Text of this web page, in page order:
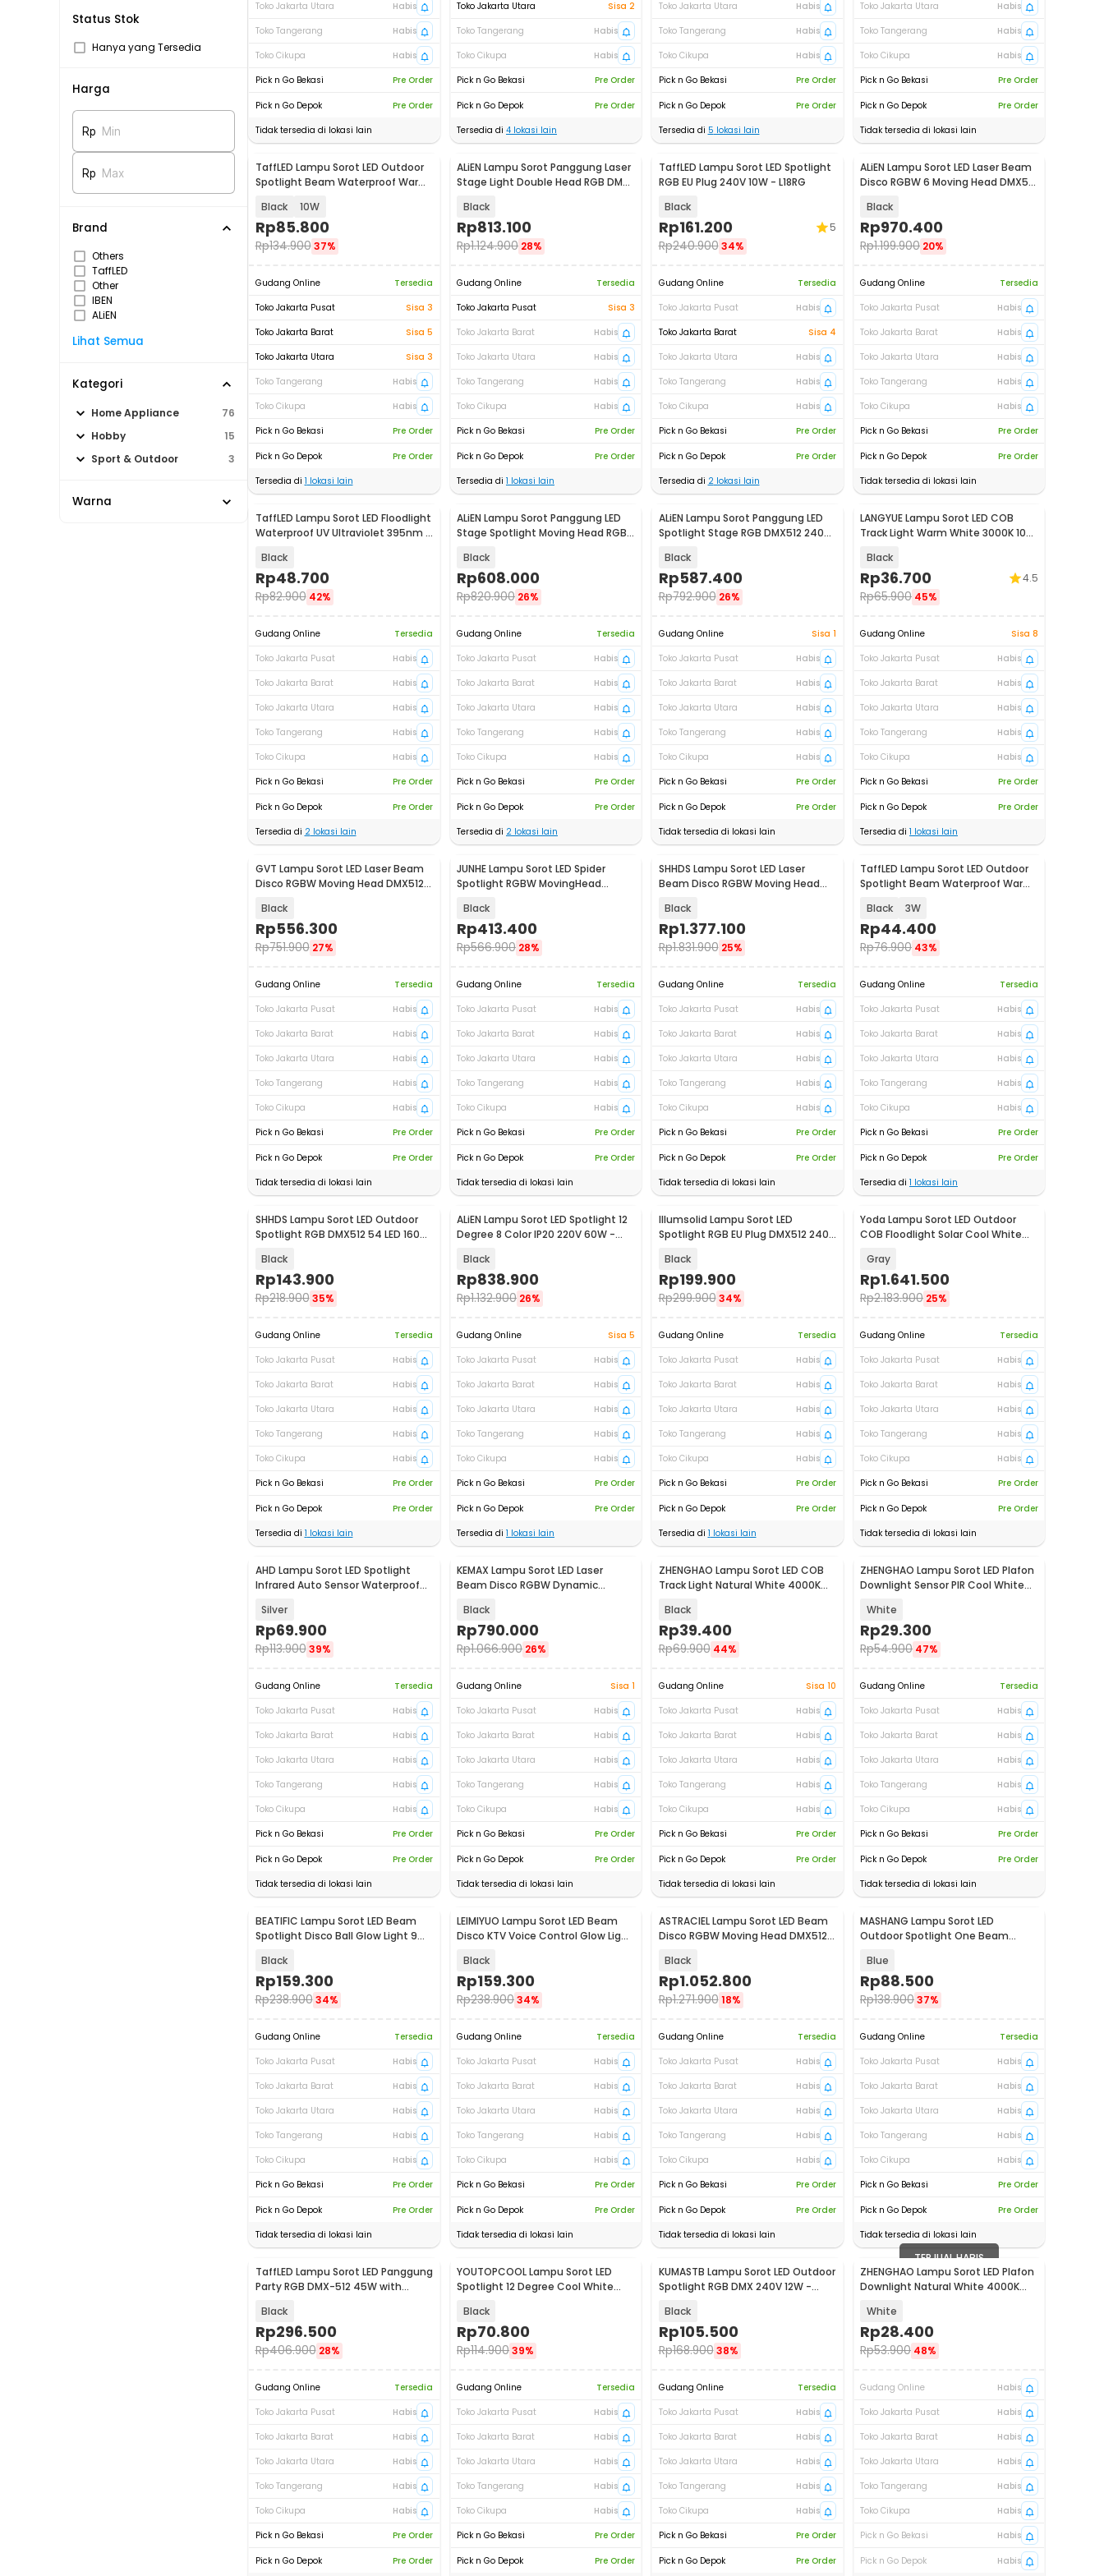
Status Stok
Hanya yang Tersedia
Harga
Rp Min
Rp Max
Brand
Others
TaffLED
Other
IBEN
ALiEN
Lihat Semua
Kategori
Home Appliance
76
Hobby
15
Sport & Outdoor
3
Warna
Toko Jakarta Utara
Habis
Toko Tangerang
Habis
Toko Cikupa
Habis
Pick n Go Bekasi
Pre Order
Pick n Go Depok
Pre Order
Tidak tersedia di lokasi lain
Toko Jakarta Utara
Sisa 2
Toko Tangerang
Habis
Toko Cikupa
Habis
Pick n Go Bekasi
Pre Order
Pick n Go Depok
Pre Order
Tersedia di 4 lokasi lain
Toko Jakarta Utara
Habis
Toko Tangerang
Habis
Toko Cikupa
Habis
Pick n Go Bekasi
Pre Order
Pick n Go Depok
Pre Order
Tersedia di 5 lokasi lain
Toko Jakarta Utara
Habis
Toko Tangerang
Habis
Toko Cikupa
Habis
Pick n Go Bekasi
Pre Order
Pick n Go Depok
Pre Order
Tidak tersedia di lokasi lain
TaffLED Lampu Sorot LED Outdoor
Spotlight Beam Waterproof Warm
Black 10W
Rp85.800
Rp134.900 37%
Gudang Online
Tersedia
Toko Jakarta Pusat
Sisa 3
Toko Jakarta Barat
Sisa 5
Toko Jakarta Utara
Sisa 3
Toko Tangerang
Habis
Toko Cikupa
Habis
Pick n Go Bekasi
Pre Order
Pick n Go Depok
Pre Order
Tersedia di 1 lokasi lain
ALiEN Lampu Sorot Panggung Laser
Stage Light Double Head RGB DMX
Black
Rp813.100
Rp1.124.900 28%
Gudang Online
Tersedia
Toko Jakarta Pusat
Sisa 3
Toko Jakarta Barat
Habis
Toko Jakarta Utara
Habis
Toko Tangerang
Habis
Toko Cikupa
Habis
Pick n Go Bekasi
Pre Order
Pick n Go Depok
Pre Order
Tersedia di 1 lokasi lain
TaffLED Lampu Sorot LED Spotlight
RGB EU Plug 240V 10W - L18RG
Black
Rp161.200
Rp240.900 34%
5
Gudang Online
Tersedia
Toko Jakarta Pusat
Habis
Toko Jakarta Barat
Sisa 4
Toko Jakarta Utara
Habis
Toko Tangerang
Habis
Toko Cikupa
Habis
Pick n Go Bekasi
Pre Order
Pick n Go Depok
Pre Order
Tersedia di 2lokasi lain
ALiEN Lampu Sorot LED Laser Beam
Disco RGBW 6 Moving Head DMX512
Black
Rp970.400
Rp1.199.900 20%
Gudang Online
Tersedia
Toko Jakarta Pusat
Habis
Toko Jakarta Barat
Habis
Toko Jakarta Utara
Habis
Toko Tangerang
Habis
Toko Cikupa
Habis
Pick n Go Bekasi
Pre Order
Pick n Go Depok
Pre Order
Tidak tersedia di lokasi lain
TaffLED Lampu Sorot LED Floodlight
Waterproof UV Ultraviolet 395nm -
Black
Rp48.700
Rp82.900 42%
Gudang Online
Tersedia
Toko Jakarta Pusat
Habis
Toko Jakarta Barat
Habis
Toko Jakarta Utara
Habis
Toko Tangerang
Habis
Toko Cikupa
Habis
Pick n Go Bekasi
Pre Order
Pick n Go Depok
Pre Order
Tersedia di 2lokasi lain
ALiEN Lampu Sorot Panggung LED
Stage Spotlight Moving Head RGB
Black
Rp608.000
Rp820.900 26%
Gudang Online
Tersedia
Toko Jakarta Pusat
Habis
Toko Jakarta Barat
Habis
Toko Jakarta Utara
Habis
Toko Tangerang
Habis
Toko Cikupa
Habis
Pick n Go Bekasi
Pre Order
Pick n Go Depok
Pre Order
Tersedia di 2 lokasi lain
ALiEN Lampu Sorot Panggung LED
Spotlight Stage RGB DMX512 240V
Black
Rp587.400
Rp792.900 26%
Gudang Online
Sisa 1
Toko Jakarta Pusat
Habis
Toko Jakarta Barat
Habis
Toko Jakarta Utara
Habis
Toko Tangerang
Habis
Toko Cikupa
Habis
Pick n Go Bekasi
Pre Order
Pick n Go Depok
Pre Order
Tidak tersedia di lokasi lain
LANGYUE Lampu Sorot LED COB
Track Light Warm White 3000K 10W
Black
Rp36.700
Rp65.900 45%
4.5
Gudang Online
Sisa 8
Toko Jakarta Pusat
Habis
Toko Jakarta Barat
Habis
Toko Jakarta Utara
Habis
Toko Tangerang
Habis
Toko Cikupa
Habis
Pick n Go Bekasi
Pre Order
Pick n Go Depok
Pre Order
Tersedia di 1 lokasi lain
GVT Lampu Sorot LED Laser Beam
Disco RGBW Moving Head DMX512
Black
Rp556.300
Rp751.900 27%
Gudang Online
Tersedia
Toko Jakarta Pusat
Habis
Toko Jakarta Barat
Habis
Toko Jakarta Utara
Habis
Toko Tangerang
Habis
Toko Cikupa
Habis
Pick n Go Bekasi
Pre Order
Pick n Go Depok
Pre Order
Tidak tersedia di lokasi lain
JUNHE Lampu Sorot LED Spider
Spotlight RGBW MovingHead
Black
Rp413.400
Rp566.900 28%
Gudang Online
Tersedia
Toko Jakarta Pusat
Habis
Toko Jakarta Barat
Habis
Toko Jakarta Utara
Habis
Toko Tangerang
Habis
Toko Cikupa
Habis
Pick n Go Bekasi
Pre Order
Pick n Go Depok
Pre Order
Tidak tersedia di lokasi lain
SHHDS Lampu Sorot LED Laser
Beam Disco RGBW Moving Head
Black
Rp1.377.100
Rp1.831.900 25%
Gudang Online
Tersedia
Toko Jakarta Pusat
Habis
Toko Jakarta Barat
Habis
Toko Jakarta Utara
Habis
Toko Tangerang
Habis
Toko Cikupa
Habis
Pick n Go Bekasi
Pre Order
Pick n Go Depok
Pre Order
Tidak tersedia di lokasi lain
TaffLED Lampu Sorot LED Outdoor
Spotlight Beam Waterproof Warm
Black 3W
Rp44.400
Rp76.900 43%
Gudang Online
Tersedia
Toko Jakarta Pusat
Habis
Toko Jakarta Barat
Habis
Toko Jakarta Utara
Habis
Toko Tangerang
Habis
Toko Cikupa
Habis
Pick n Go Bekasi
Pre Order
Pick n Go Depok
Pre Order
Tersedia di 1 lokasi lain
SHHDS Lampu Sorot LED Outdoor
Spotlight RGB DMX512 54 LED 160W
Black
Rp143.900
Rp218.900 35%
Gudang Online
Tersedia
Toko Jakarta Pusat
Habis
Toko Jakarta Barat
Habis
Toko Jakarta Utara
Habis
Toko Tangerang
Habis
Toko Cikupa
Habis
Pick n Go Bekasi
Pre Order
Pick n Go Depok
Pre Order
Tersedia di 1 lokasi lain
ALiEN Lampu Sorot LED Spotlight 12
Degree 8 Color IP20 220V 60W -
Black
Rp838.900
Rp1.132.900 26%
Gudang Online
Sisa 5
Toko Jakarta Pusat
Habis
Toko Jakarta Barat
Habis
Toko Jakarta Utara
Habis
Toko Tangerang
Habis
Toko Cikupa
Habis
Pick n Go Bekasi
Pre Order
Pick n Go Depok
Pre Order
Tersedia di 1 lokasi lain
Illumsolid Lampu Sorot LED
Spotlight RGB EU Plug DMX512 240V
Black
Rp199.900
Rp299.900 34%
Gudang Online
Tersedia
Toko Jakarta Pusat
Habis
Toko Jakarta Barat
Habis
Toko Jakarta Utara
Habis
Toko Tangerang
Habis
Toko Cikupa
Habis
Pick n Go Bekasi
Pre Order
Pick n Go Depok
Pre Order
Tersedia di 1 lokasi lain
Yoda Lampu Sorot LED Outdoor
COB Floodlight Solar Cool White
Gray
Rp1.641.500
Rp2.183.900 25%
Gudang Online
Tersedia
Toko Jakarta Pusat
Habis
Toko Jakarta Barat
Habis
Toko Jakarta Utara
Habis
Toko Tangerang
Habis
Toko Cikupa
Habis
Pick n Go Bekasi
Pre Order
Pick n Go Depok
Pre Order
Tidak tersedia di lokasi lain
AHD Lampu Sorot LED Spotlight
Infrared Auto Sensor Waterproof
Silver
Rp69.900
Rp113.900 39%
Gudang Online
Tersedia
Toko Jakarta Pusat
Habis
Toko Jakarta Barat
Habis
Toko Jakarta Utara
Habis
Toko Tangerang
Habis
Toko Cikupa
Habis
Pick n Go Bekasi
Pre Order
Pick n Go Depok
Pre Order
Tidak tersedia di lokasi lain
KEMAX Lampu Sorot LED Laser
Beam Disco RGBW Dynamic
Black
Rp790.000
Rp1.066.900 26%
Gudang Online
Sisa 1
Toko Jakarta Pusat
Habis
Toko Jakarta Barat
Habis
Toko Jakarta Utara
Habis
Toko Tangerang
Habis
Toko Cikupa
Habis
Pick n Go Bekasi
Pre Order
Pick n Go Depok
Pre Order
Tidak tersedia di lokasi lain
ZHENGHAO Lampu Sorot LED COB
Track Light Natural White 4000K
Black
Rp39.400
Rp69.900 44%
Gudang Online
Sisa 10
Toko Jakarta Pusat
Habis
Toko Jakarta Barat
Habis
Toko Jakarta Utara
Habis
Toko Tangerang
Habis
Toko Cikupa
Habis
Pick n Go Bekasi
Pre Order
Pick n Go Depok
Pre Order
Tidak tersedia di lokasi lain
ZHENGHAO Lampu Sorot LED Plafon
Downlight Sensor PIR Cool White
White
Rp29.300
Rp54.900 47%
Gudang Online
Tersedia
Toko Jakarta Pusat
Habis
Toko Jakarta Barat
Habis
Toko Jakarta Utara
Habis
Toko Tangerang
Habis
Toko Cikupa
Habis
Pick n Go Bekasi
Pre Order
Pick n Go Depok
Pre Order
Tidak tersedia di lokasi lain
BEATIFIC Lampu Sorot LED Beam
Spotlight Disco Ball Glow Light 9W
Black
Rp159.300
Rp238.900 34%
Gudang Online
Tersedia
Toko Jakarta Pusat
Habis
Toko Jakarta Barat
Habis
Toko Jakarta Utara
Habis
Toko Tangerang
Habis
Toko Cikupa
Habis
Pick n Go Bekasi
Pre Order
Pick n Go Depok
Pre Order
Tidak tersedia di lokasi lain
LEIMIYUO Lampu Sorot LED Beam
Disco KTV Voice Control Glow Light
Black
Rp159.300
Rp238.90034%
Gudang Online
Tersedia
Toko Jakarta Pusat
Habis
Toko Jakarta Barat
Habis
Toko Jakarta Utara
Habis
Toko Tangerang
Habis
Toko Cikupa
Habis
Pick n Go Bekasi
Pre Order
Pick n Go Depok
Pre Order
Tidak tersedia di lokasi lain
ASTRACIEL Lampu Sorot LED Beam
Disco RGBW Moving Head DMX512
Black
Rp1.052.800
Rp1.271.900 18%
Gudang Online
Tersedia
Toko Jakarta Pusat
Habis
Toko Jakarta Barat
Habis
Toko Jakarta Utara
Habis
Toko Tangerang
Habis
Toko Cikupa
Habis
Pick n Go Bekasi
Pre Order
Pick n Go Depok
Pre Order
Tidak tersedia di lokasi lain
MASHANG Lampu Sorot LED
Outdoor Spotlight One Beam
Blue
Rp88.500
Rp138.90037%
Gudang Online
Tersedia
Toko Jakarta Pusat
Habis
Toko Jakarta Barat
Habis
Toko Jakarta Utara
Habis
Toko Tangerang
Habis
Toko Cikupa
Habis
Pick n Go Bekasi
Pre Order
Pick n Go Depok
Pre Order
Tidak tersedia di lokasi lain
TaffLED Lampu Sorot LED Panggung
Party RGB DMX-512 45W with
Black
Rp296.500
Rp406.900 28%
Gudang Online
Tersedia
Toko Jakarta Pusat
Habis
Toko Jakarta Barat
Habis
Toko Jakarta Utara
Habis
Toko Tangerang
Habis
Toko Cikupa
Habis
Pick n Go Bekasi
Pre Order
Pick n Go Depok Pre Order
YOUTOPCOOL Lampu Sorot LED
Spotlight 12 Degree Cool White
Black
Rp70.800
Rp114.90039%
Gudang Online
Tersedia
Toko Jakarta Pusat
Habis
Toko Jakarta Barat
Habis
Toko Jakarta Utara
Habis
Toko Tangerang
Habis
Toko Cikupa
Habis
Pick n Go Bekasi
Pre Order
Pick n Go Depok Pre Order
KUMASTB Lampu Sorot LED Outdoor
Spotlight RGB DMX 240V 12W -
Black
Rp105.500
Rp168.900 38%
Gudang Online
Tersedia
Toko Jakarta Pusat
Habis
Toko Jakarta Barat
Habis
Toko Jakarta Utara
Habis
Toko Tangerang
Habis
Toko Cikupa
Habis
Pick n Go Bekasi
Pre Order
Pick n Go Depok Pre Order
TERJUAL HABIS
ZHENGHAO Lampu Sorot LED Plafon
Downlight Natural White 4000K
White
Rp28.400
Rp53.900 48%
Gudang Online
Habis
Toko Jakarta Pusat
Habis
Toko Jakarta Barat
Habis
Toko Jakarta Utara
Habis
Toko Tangerang
Habis
Toko Cikupa
Habis
Pick n Go Bekasi
Habis
Pick n Go Depok Habis